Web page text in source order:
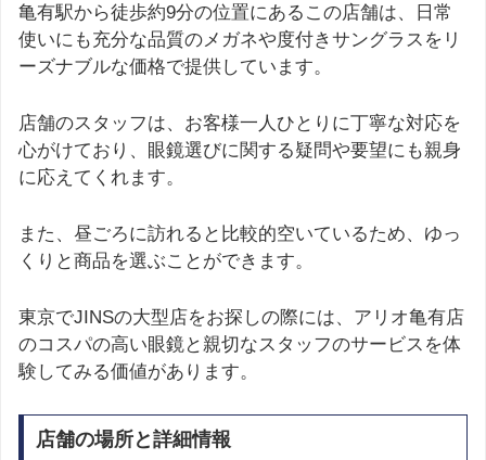
亀有駅から徒歩約9分の位置にあるこの店舗は、日常
使いにも充分な品質のメガネや度付きサングラスをリ
ーズナブルな価格で提供しています。
店舗のスタッフは、お客様一人ひとりに丁寧な対応を
心がけており、眼鏡選びに関する疑問や要望にも親身
に応えてくれます。
また、昼ごろに訪れると比較的空いているため、ゆっ
くりと商品を選ぶことができます。
東京でJINSの大型店をお探しの際には、アリオ亀有店
のコスパの高い眼鏡と親切なスタッフのサービスを体
験してみる価値があります。
店舗の場所と詳細情報